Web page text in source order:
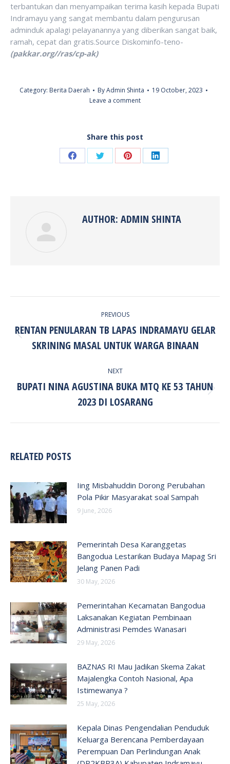
terbantukan dan menyampaikan terima kasih kepada Bupati
Indramayu yang sangat membantu dalam pengurusan
adminduk apalagi pelayanannya yang diberikan sangat baik,
ramah, cepat dan gratis.Source Diskominfo-teno-
(pakkar.org//ras/cp-ak)
Category: Berita Daerah ByAdmin Shinta
19 October, 2023
Leave a comment
Share this post
Share Share Share Share
AUTHOR: ADMIN SHINTA
PREVIOUS
Previous
post:
RENTAN PENULARAN TB LAPAS INDRAMAYU GELAR
SKRINING MASAL UNTUK WARGA BINAAN
NEXT
Next
post:
BUPATI NINA AGUSTINA BUKA MTQ KE 53 TAHUN
2023 DI LOSARANG
RELATED POSTS
Iing Misbahuddin Dorong Perubahan
Pola Pikir Masyarakat soal Sampah
9 June, 2026
Pemerintah Desa Karanggetas
Bangodua Lestarikan Budaya Mapag Sri
Jelang Panen Padi
30 May, 2026
Pemerintahan Kecamatan Bangodua
Laksanakan Kegiatan Pembinaan
Administrasi Pemdes Wanasari
29 May, 2026
BAZNAS RI Mau Jadikan Skema Zakat
Majalengka Contoh Nasional, Apa
Istimewanya ?
25 May, 2026
Kepala Dinas Pengendalian Penduduk
Keluarga Berencana Pemberdayaan
Perempuan Dan Perlindungan Anak